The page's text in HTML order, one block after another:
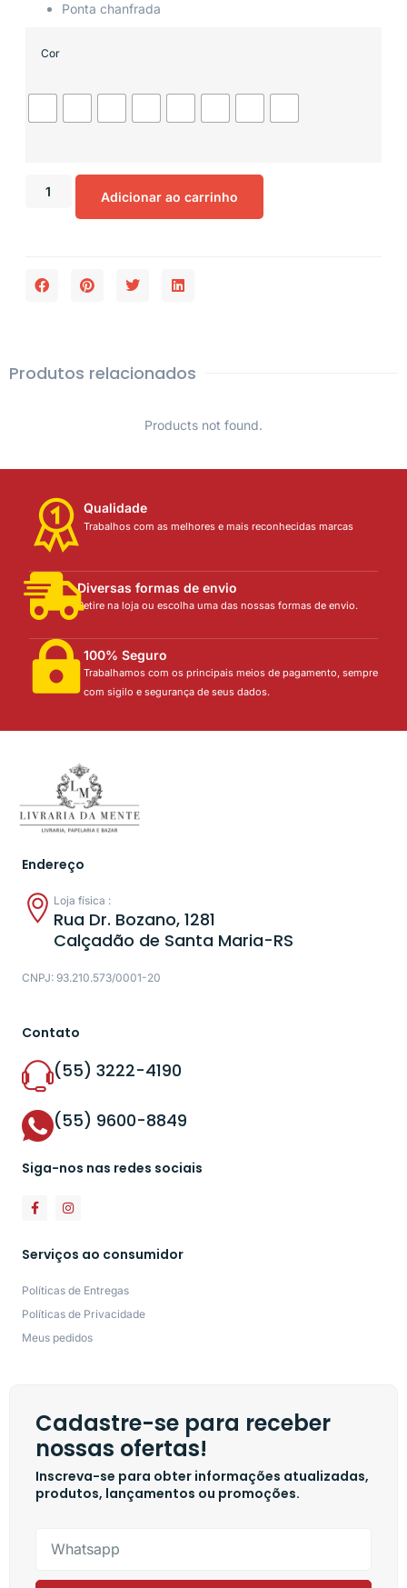
Ponta chanfrada
Cor
Adicionar ao carrinho
Produtos relacionados
Products not found.
Qualidade
Trabalhos com as melhores e mais reconhecidas marcas
Diversas formas de envio
Retire na loja ou escolha uma das nossas formas de envio.
100% Seguro
Trabalhamos com os principais meios de pagamento, sempre
com sigilo e segurança de seus dados.
Endereço
Loja física :
Rua Dr. Bozano, 1281
Calçadão de Santa Maria-RS
CNPJ: 93.210.573/0001-20
Contato
(55) 3222-4190
(55) 9600-8849
Siga-nos nas redes sociais
Serviços ao consumidor
Políticas de Entregas
Políticas de Privacidade
Meus pedidos
Cadastre-se para receber
nossas ofertas!
Inscreva-se para obter informações atualizadas,
produtos, lançamentos ou promoções.